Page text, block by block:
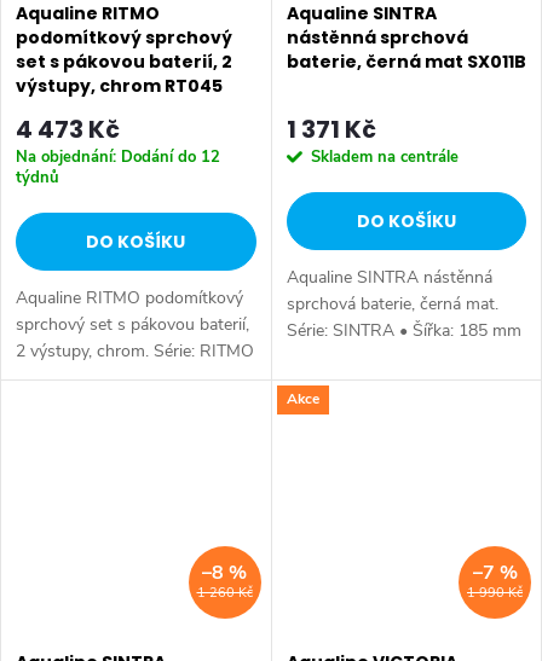
Aqualine RITMO
podomítkový sprchový
set s pákovou baterií, 2
výstupy, chrom RT045
4 473 Kč
Na objednání: Dodání do 12
týdnů
DO KOŠÍKU
Aqualine RITMO podomítkový
sprchový set s pákovou baterií,
2 výstupy, chrom. Série: RITMO
• Barva: Chrom • Materiál:
Aqualine SINTRA
nástěnná sprchová
baterie, černá mat SX011B
1 371 Kč
Skladem na centrále
DO KOŠÍKU
Aqualine SINTRA nástěnná
sprchová baterie, černá mat.
Série: SINTRA • Šířka: 185 mm
146 mm • Barva: Černá mat •
Materiál: Mosaz • Tvar: Kruhové
1 260 Kč
–8 %
Akce
1 990 Kč
–7 %